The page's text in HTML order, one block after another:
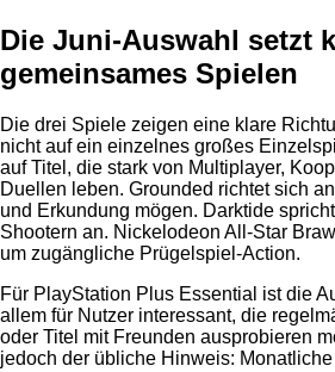
Die Juni-Auswahl setzt
gemeinsames Spielen
Die drei Spiele zeigen eine klare
nicht auf ein einzelnes großes
auf Titel, die stark von Multiplayer,
Duellen leben. Grounded richtet sich
und Erkundung mögen. Darktide
Shootern an. Nickelodeon All-Star
um zugängliche Prügelspiel-Action.
Für PlayStation Plus Essential ist die
allem für Nutzer interessant, die
oder Titel mit Freunden ausprobieren
jedoch der übliche Hinweis: